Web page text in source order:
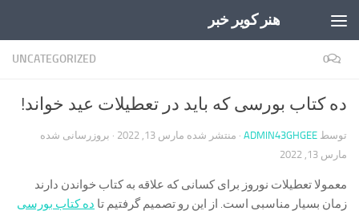
هنر کویر خبر
UNCATEGORIZED 0
ده کتاب بورسی که باید در تعطیلات عید خواند!
توسط ADMIN43GHGEE · منتشر شده مارس 13, 2022
· بروزرسانی شده
مارس 13, 2022
معمولا تعطیلات نوروز برای کسانی که علاقه به کتاب خواندن دارند
زمان بسیار مناسبی است. از این رو تصمیم گرفتیم تا ده کتاب بورسی